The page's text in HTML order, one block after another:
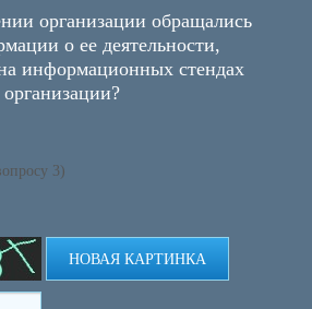
организации обращались
о ее деятельности,
информационных стендах
3)
НОВАЯ КАРТИНКА